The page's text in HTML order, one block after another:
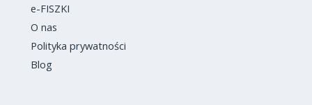
e-FISZKI
O nas
Polityka prywatności
Blog